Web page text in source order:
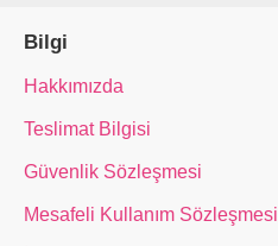
Bilgi
Hakkımızda
Teslimat Bilgisi
Güvenlik Sözleşmesi
Mesafeli Kullanım Sözleşmesi